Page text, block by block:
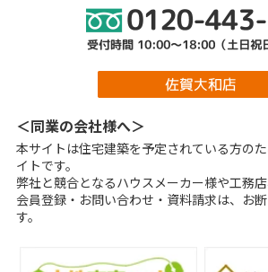
＜同業の会社様へ＞
本サイトは住宅建築を予定されている方の
イトです。
弊社と競合となるハウスメーカー様や工務
会員登録・お問い合わせ・資料請求は、お
す。